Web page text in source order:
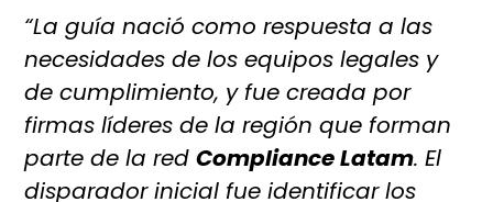
“La guía nació como respuesta a las
necesidades de los equipos legales y
de cumplimiento, y fue creada por
firmas líderes de la región que forman
parte de la redCompliance Latam. El
disparador inicial fue identificar los